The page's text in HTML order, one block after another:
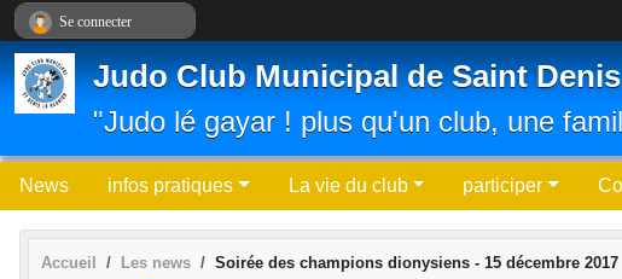
Judo Club Municipal de Saint
"Judo lé gayar ! plus qu'un club, une
News infos pratiques La vie du club participer
Accueil Les news Soirée des champions dionysiens - 15 décembre 2017
Se connecter
Panneau de gestion des cookies